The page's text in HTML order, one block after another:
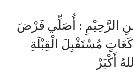
الرَّحِيْمِ : أُصَلِّي فَرْضَ
مُسْتَقْبِلَ الْقِبْلَةِ
أَكْبَرْ